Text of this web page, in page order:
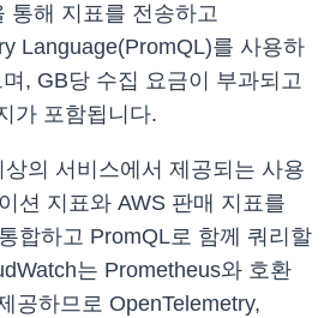
통해 지표를 전송하고
Language(PromQL)를 사용하
, GB당 수집 요금이 부과되고
가 포함됩니다.
의 서비스에서 제공되는 사용
션 지표와 AWS 판매 지표를
합하고 PromQL로 함께 쿼리할
는 Prometheus와 호환
공하므로 OpenTelemetry,